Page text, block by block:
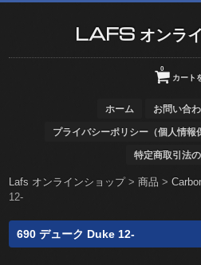
LAFS オンラ
カート
0
ホーム お問い合
プライバシーポリシー（個人情報
特定商取引法
Lafs オンラインショップ>商品 >
12-
690 デューク Duke 12-